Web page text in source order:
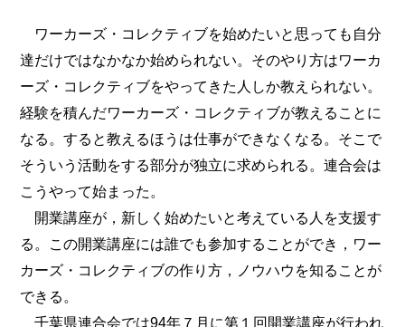
ワーカーズ・コレクティブを始めたいと思っても自分
達だけではなかなか始められない。そのやり方はワーカ
ーズ・コレクティブをやってきた人しか教えられない。
経験を積んだワーカーズ・コレクティブが教えることに
なる。すると教えるほうは仕事ができなくなる。そこで
そういう活動をする部分が独立に求められる。連合会は
こうやって始まった。
開業講座が，新しく始めたいと考えている人を支援す
る。この開業講座には誰でも参加することができ，ワー
カーズ・コレクティブの作り方，ノウハウを知ることが
できる。
千葉県連合会では94年７月に第１回開業講座が行われ